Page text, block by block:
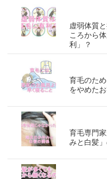
虚弱体質
ころから
利」？
育毛のた
をやめた
育毛専門
みと白髪